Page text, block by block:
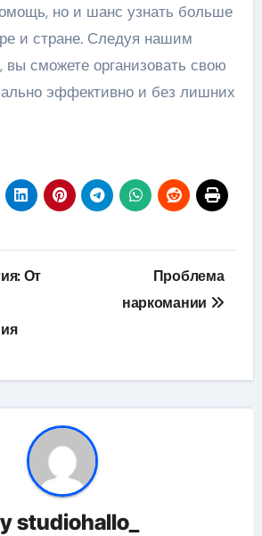
но и шанс узнать больше
и стране. Следуя нашим
вы сможете организовать свою
эффективно и без лишних
От
Проблема
наркомании
studiohallo_